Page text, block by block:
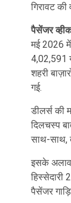
गिरावट
पैसेंजर
मई 2026
4,02,591
शहरी
गई.
डीलर्स की
दिलचस्प
साथ-साथ,
इसके
हिस्सेदारी
पैसेंजर